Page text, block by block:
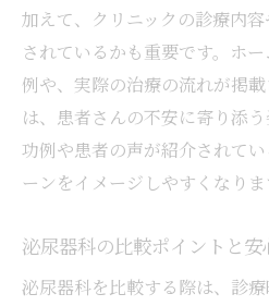
加えて、クリニックの診療内
されているかも重要です。ホ
例や、実際の治療の流れが掲
は、患者さんの不安に寄り添
功例や患者の声が紹介されて
ーンをイメージしやすくなりま
泌尿器科の比較ポイントと
泌尿器科を比較する際は、診